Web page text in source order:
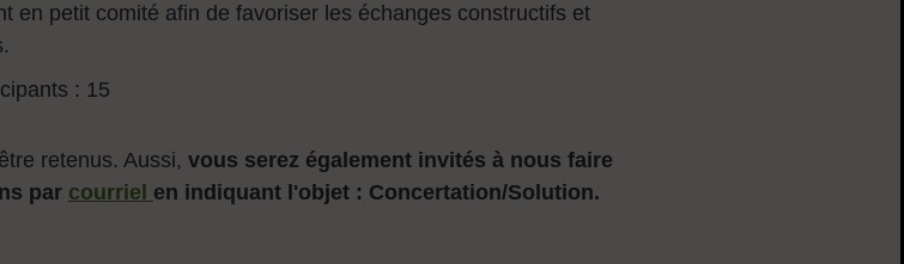
en petit comité afin de favoriser les échanges constructifs et
: 15
retenus. Aussi, vous serez également invités à nous faire
par courriel en indiquant l'objet : Concertation/Solution.